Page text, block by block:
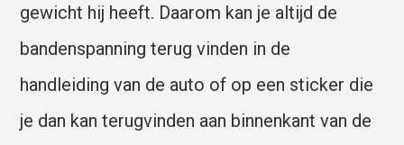
gewicht hij heeft. Daarom kan je altijd de
bandenspanning terug vinden in de
handleiding van de auto of op een sticker die
je dan kan terugvinden aan binnenkant van de